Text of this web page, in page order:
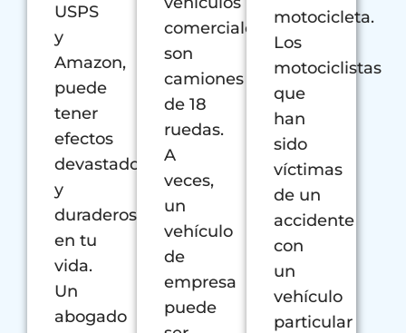
USPS
y
Amazon,
puede
tener
efectos
devastadores
y
duraderos
en tu
vida.
Un
abogado
comerciales
son
camiones
de 18
ruedas.
A
veces,
un
vehículo
de
empresa
puede
motocicleta.
Los
motociclistas
que
han
sido
víctimas
de un
accidente
con
un
vehículo
particular